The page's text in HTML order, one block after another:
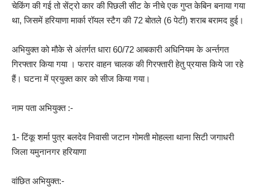
चेकिंग की गई तो सेंट्रो कार की पिछली सीट के नीचे एक गुप्त केबिन बनाया गया
था, जिसमें हरियाणा मार्का रॉयल स्टैग की 72 बोतले (6 पेटी) शराब बरामद हुई।
अभियुक्त को मौके से अंतर्गत धारा 60/72 आबकारी अधिनियम के अर्न्तगत
गिरफ्तार किया गया । फरार वाहन चालक की गिरफ्तारी हेतु प्रयास किये जा रहे
हैं। घटना में प्रयुक्त कार को सीज किया गया।
नाम पता अभियुक्त :-
1- टिंकू शर्मा पुत्र बलदेव निवासी जटान गोमती मोहल्ला थाना सिटी जगाधरी
जिला यमुनानगर हरियाणा
वांछित अभियुक्त:-